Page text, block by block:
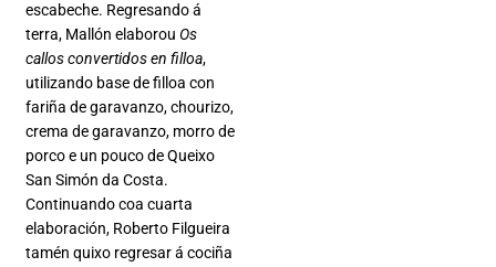
escabeche. Regresando á
terra, Mallón elaborouOs
callos convertidos en filloa,
utilizando base de filloa con
fariña de garavanzo, chourizo,
crema de garavanzo, morro de
porco e un pouco de Queixo
San Simón da Costa.
Continuando coa cuarta
elaboración, Roberto Filgueira
tamén quixo regresar á cociña